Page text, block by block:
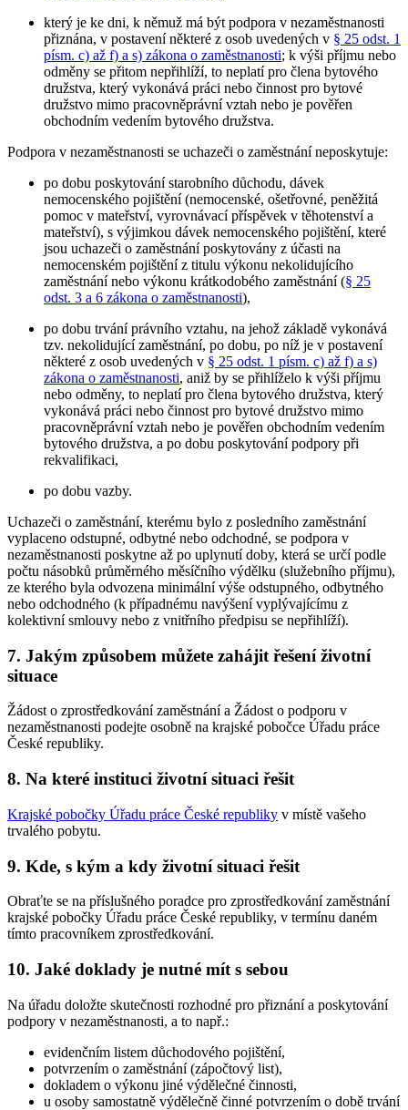
který je ke dni, k němuž má být podpora v nezaměstnanosti
přiznána, v postavení některé z osob uvedených v § 25 odst. 1
písm. c) až f) a s) zákona o zaměstnanosti; k výši příjmu nebo
odměny se přitom nepřihlíží, to neplatí pro člena bytového
družstva, který vykonává práci nebo činnost pro bytové
družstvo mimo pracovněprávní vztah nebo je pověřen
obchodním vedením bytového družstva.
Podpora v nezaměstnanosti se uchazeči o zaměstnání neposkytuje:
po dobu poskytování starobního důchodu, dávek
nemocenského pojištění (nemocenské, ošetřovné, peněžitá
pomoc v mateřství, vyrovnávací příspěvek v těhotenství a
mateřství), s výjimkou dávek nemocenského pojištění, které
jsou uchazeči o zaměstnání poskytovány z účasti na
nemocenském pojištění z titulu výkonu nekolidujícího
zaměstnání nebo výkonu krátkodobého zaměstnání (§ 25
odst. 3 a 6 zákona o zaměstnanosti),
po dobu trvání právního vztahu, na jehož základě vykonává
tzv. nekolidující zaměstnání, po dobu, po níž je v postavení
některé z osob uvedených v § 25 odst. 1 písm. c) až f) a s)
zákona o zaměstnanosti, aniž by se přihlíželo k výši příjmu
nebo odměny, to neplatí pro člena bytového družstva, který
vykonává práci nebo činnost pro bytové družstvo mimo
pracovněprávní vztah nebo je pověřen obchodním vedením
bytového družstva, a po dobu poskytování podpory při
rekvalifikaci,
po dobu vazby.
Uchazeči o zaměstnání, kterému bylo z posledního zaměstnání
vyplaceno odstupné, odbytné nebo odchodné, se podpora v
nezaměstnanosti poskytne až po uplynutí doby, která se určí podle
počtu násobků průměrného měsíčního výdělku (služebního příjmu),
ze kterého byla odvozena minimální výše odstupného, odbytného
nebo odchodného (k případnému navýšení vyplývajícímu z
kolektivní smlouvy nebo z vnitřního předpisu se nepřihlíží).
7. Jakým způsobem můžete zahájit řešení životní
situace
Žádost o zprostředkování zaměstnání a Žádost o podporu v
nezaměstnanosti podejte osobně na krajské pobočce Úřadu práce
České republiky.
8. Na které instituci životní situaci řešit
Krajské pobočky Úřadu práce České republiky v místě vašeho
trvalého pobytu.
9. Kde, s kým a kdy životní situaci řešit
Obraťte se na příslušného poradce pro zprostředkování zaměstnání
krajské pobočky Úřadu práce České republiky, v termínu daném
tímto pracovníkem zprostředkování.
10. Jaké doklady je nutné mít s sebou
Na úřadu doložte skutečnosti rozhodné pro přiznání a poskytování
podpory v nezaměstnanosti, a to např.:
evidenčním listem důchodového pojištění,
potvrzením o zaměstnání (zápočtový list),
dokladem o výkonu jiné výdělečné činnosti,
u osoby samostatně výdělečně činné potvrzením o době trvání